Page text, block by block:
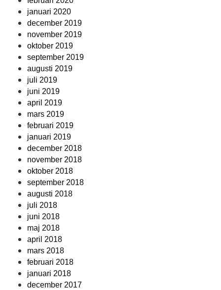
januari 2020
december 2019
november 2019
oktober 2019
september 2019
augusti 2019
juli 2019
juni 2019
april 2019
mars 2019
februari 2019
januari 2019
december 2018
november 2018
oktober 2018
september 2018
augusti 2018
juli 2018
juni 2018
maj 2018
april 2018
mars 2018
februari 2018
januari 2018
december 2017